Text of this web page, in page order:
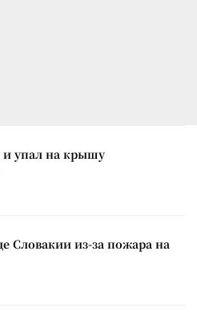
и упал на крышу
Словакии из-за пожара на